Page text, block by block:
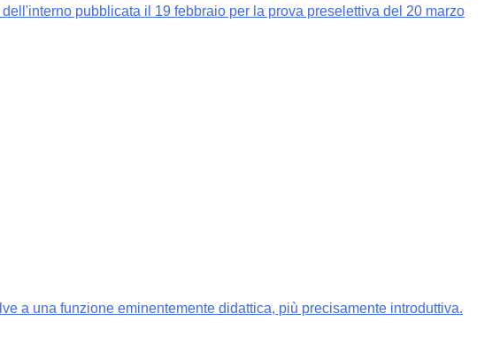
pubblicata il 19 febbraio per la prova preselettiva del 20 marzo
a una funzione eminentemente didattica, più precisamente introduttiva.